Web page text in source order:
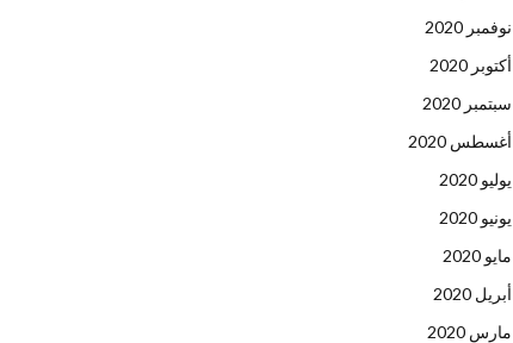
نوفمبر 2020
أكتوبر 2020
سبتمبر 2020
أغسطس 2020
يوليو 2020
يونيو 2020
مايو 2020
أبريل 2020
مارس 2020